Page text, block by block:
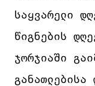
საყვარელი
წიგნების
ჯორჯიაში
განათლებისა